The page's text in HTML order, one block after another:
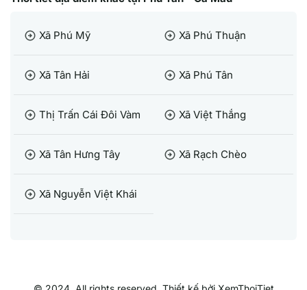
arrow_circle_right Xã Phú Mỹ arrow_circle_right Xã Phú Thuận
arrow_circle_right Xã Tân Hải arrow_circle_right Xã Phú Tân
arrow_circle_right Thị Trấn Cái Đôi Vàm arrow_circle_right Xã Việt Thắng
arrow_circle_right Xã Tân Hưng Tây arrow_circle_right Xã Rạch Chèo
arrow_circle_right Xã Nguyễn Việt Khái